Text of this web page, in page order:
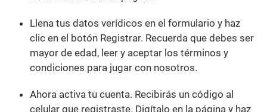
Llena tus datos verídicos en el formulario y haz
clic en el botón Registrar. Recuerda que debes ser
mayor de edad, leer y aceptar los términos y
condiciones para jugar con nosotros.
Ahora activa tu cuenta. Recibirás un código al
celular que registraste. Digítalo en la página y haz